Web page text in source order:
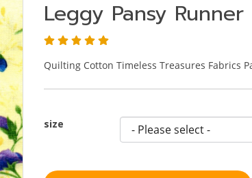
Leggy Pansy
Quilting Cotton Timeless Treasures Fabrics
size